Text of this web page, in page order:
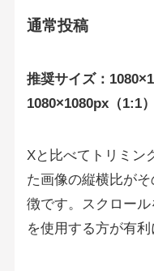
通常投稿
推奨サイズ：
1080×1080px（1:1）
Xと比べてトリミン
た画像の縦横比が
徴です。スクロール
を使用する方が有利